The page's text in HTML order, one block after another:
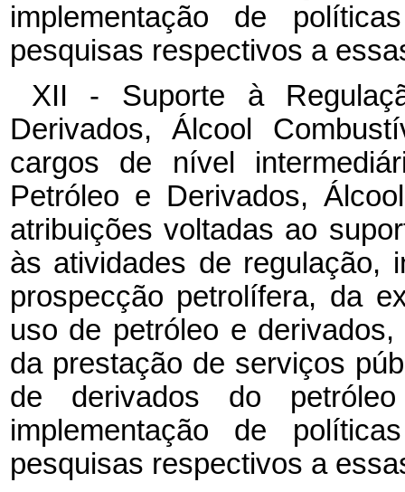
implementação de
pesquisas respectivos a
XII - Suporte à
Derivados, Álcool
cargos de nível
Petróleo e Derivados,
atribuições voltadas ao
às atividades de regulação,
prospecção petrolífera, da
uso de petróleo e
da prestação de serviços
de derivados do
implementação de
pesquisas respectivos a